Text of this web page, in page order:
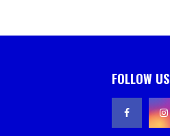
FOLLOW US